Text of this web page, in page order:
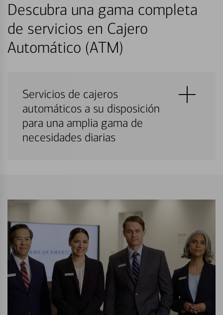
Descubra una gama completa
de servicios en Cajero
Automático (ATM)
Servicios de cajeros
automáticos a su disposición
para una amplia gama de
necesidades diarias